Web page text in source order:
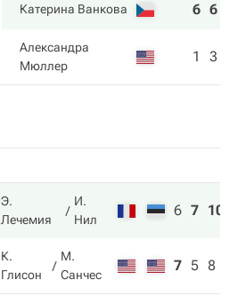
Катерина Ванкова 6 6
Александра
Мюллер
1 3
Э.
Лечемия
И.
Нил
6 7 10
К.
Глисон
М.
Санчес
7 5 8